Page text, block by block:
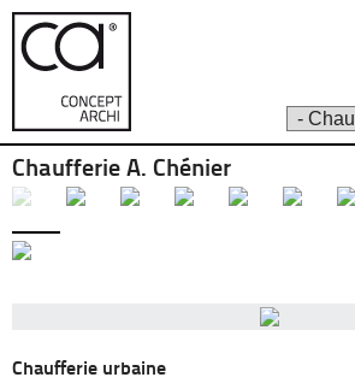
Chaufferie A. Chénier
Chaufferie urbaine